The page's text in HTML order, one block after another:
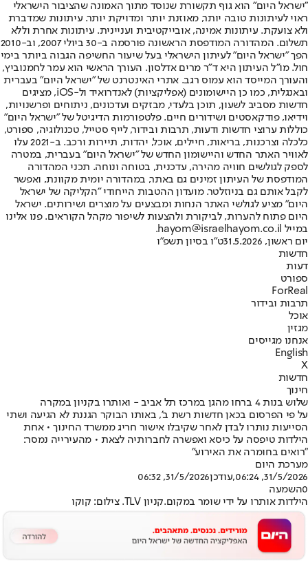
"ישראל היום" הוא גוף תקשורת שנוסד מתוך האמונה שהציבור הישראלי
ראוי לעיתונות טובה יותר, מאוזנת יותר ומדויקת יותר. עיתונות שמדברת
ולא צועקת. עיתונות אמינה, אובייקטיבית ועניינית. עיתונות אחרת וללא
תשלום. המהדורה המודפסת הראשונה פורסמה ב-30 ביולי 2007, וב-2010
הפך "ישראל היום" לעיתון הישראלי בעל שיעור החשיפה הגבוה ביותר בימי
חול. מו"ל העיתון היא ד"ר מרים אדלסון. העורך הראשי הוא עמר לחמנוביץ,
והעורך המייסד הוא עמוס רגב. אתרי האינטרנט של "ישראל היום" בעברית
ובאנגלית, כמו כן היישומונים (אפליקציות) לאנדרואיד ול-iOS, מציגים
חדשות מסביב לשעון, תוכן בלעדי, מבזקים ועדכונים, ניתוחים ופרשנויות,
וידיאו, פודקאסטים ושידורים חיים. פלטפורמות הדיגיטל של "ישראל היום"
כוללות ערוצי חדשות ודעות, תרבות ובידור, לייף סטייל, טכנולוגיה, ספורט,
כלכלה וצרכנות, בריאות, חיילים, אוכל, יהדות, תיירות ורכב. ב-2021 עלו
לאוויר האתר החדש והיישומון החדש של "ישראל היום" בעברית, במטרה
לספק לגולשים חוויה מהירה, עדכנית, בטוחה ונוחה. תכני המהדורה
המודפסת של העיתון זמינים גם באתר, במהדורה יומית מקוונת, ואפשר
לקבל אותם גם בניוזלטר. מועדון ההטבות הייחודי "הקליקה של ישראל
היום" מציע לגולשי האתר הנחות ומבצעים על מוצרים ושירותים. ישראל
היום פתוח להערות, לביקורת ולהצעות לשיפור מקהל הקוראים. פנו אלינו
במייל hayom@israelhayom.co.il.
יום ראשון, 31.5.2026
ט"ו בסיון תשפ"ו
חדשות
דעות
ספורט
ForReal
תרבות ובידור
אוכל
מגזין
אנחנו מגייסים
English
X
חדשות
חינוך
שלוש בנות 4 ברחו מהגן במרכז תל אביב - ואותרו בקניון במקרה
על פי הפרסום בכאן חדשות רשת ב', באותו הבוקר הגננת לא הגיעה ושתי
הסייעות נותרו לבדן לאחר שקיבלו אישור חריג ממשרד החינוך • אחת
הילדות טיפסה על כיסא ואפשרה לחברותיה לצאת • מהעירייה נמסר:
"רואים בחומרה את האירוע"
מערכת היום
31/5/2026, 06:24
,עודכן31/5/2026, 06:32
0השמעה
הילדות אותרו על ידי שומר במקום.קניון TLV. צילום: קוקו